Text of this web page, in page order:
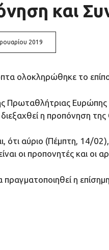
και
2019
ολοκληρώθηκε το
Πρωταθλήτριας
διεξαχθεί η προπόνηση
ότι αύριο (Πέμπτη, 14/
οι προπονητές και
πραγματοποιηθεί η